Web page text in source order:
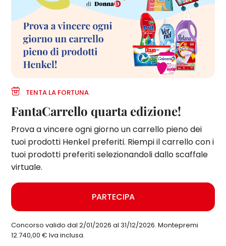
TENTA LA FORTUNA
FantaCarrello quarta edizione!
Prova a vincere ogni giorno un carrello pieno dei
tuoi prodotti Henkel preferiti. Riempi il carrello con i
tuoi prodotti preferiti selezionandoli dallo scaffale
virtuale.
PARTECIPA
Concorso valido dal 2/01/2026 al 31/12/2026. Montepremi
12.740,00 € Iva inclusa.